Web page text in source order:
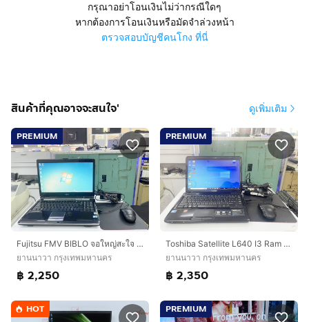
กรุณาอย่าโอนเงินไม่ว่ากรณีใดๆ
หากต้องการโอนเงินหรือมัดจำล่วงหน้า
ตรวจสอบบัญชีคนโกง ที่นี่
สินค้าที่คุณอาจจะสนใจ' ดูเพิ่มเติม
PREMIUM
Fujitsu FMV BIBLO จอใหญ่สะใจ ดูหนังฟังเพลง พิมพ์งาน ใช้งานได้ดี ราคาถูกใจ
ยานนาวา กรุงเทพมหานคร
฿ 2,250
PREMIUM
Toshiba Satellite L640 I3 Ram 4 GB ดูหนัง ฟังเพลง พิมพ์งาน ราคาถูกใจ
ยานนาวา กรุงเทพมหานคร
฿ 2,350
HOT PREMIUM